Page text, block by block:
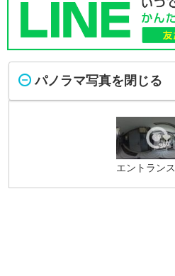
パノラマ写真を閉じる
エントランス